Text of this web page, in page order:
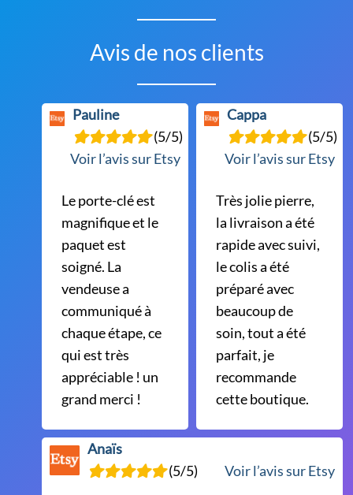
Avis de nos clients
Pauline
(5/5)
Voir l’avis sur Etsy
Le porte-clé est
magnifique et le
paquet est
soigné. La
vendeuse a
communiqué à
chaque étape, ce
qui est très
appréciable ! un
grand merci !
Cappa
(5/5)
Voir l’avis sur Etsy
Très jolie pierre,
la livraison a été
rapide avec suivi,
le colis a été
préparé avec
beaucoup de
soin, tout a été
parfait, je
recommande
cette boutique.
Anaïs
(5/5)
Voir l’avis sur Etsy